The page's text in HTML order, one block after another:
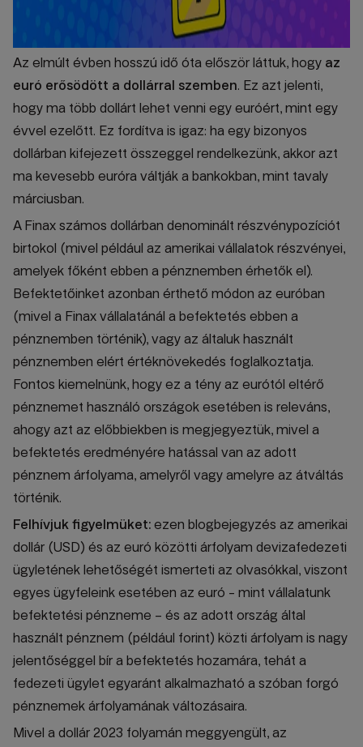
Az elmúlt évben hosszú idő óta először láttuk, hogy az
euró erősödött a dollárral szemben. Ez azt jelenti,
hogy ma több dollárt lehet venni egy euróért, mint egy
évvel ezelőtt. Ez fordítva is igaz: ha egy bizonyos
dollárban kifejezett összeggel rendelkezünk, akkor azt
ma kevesebb euróra váltják a bankokban, mint tavaly
márciusban.
A Finax számos dollárban denominált részvénypozíciót
birtokol (mivel például az amerikai vállalatok részvényei,
amelyek főként ebben a pénznemben érhetők el).
Befektetőinket azonban érthető módon az euróban
(mivel a Finax vállalatánál a befektetés ebben a
pénznemben történik), vagy az általuk használt
pénznemben elért értéknövekedés foglalkoztatja.
Fontos kiemelnünk, hogy ez a tény az eurótól eltérő
pénznemet használó országok esetében is releváns,
ahogy azt az előbbiekben is megjegyeztük, mivel a
befektetés eredményére hatással van az adott
pénznem árfolyama, amelyről vagy amelyre az átváltás
történik.
Felhívjuk figyelmüket: ezen blogbejegyzés az amerikai
dollár (USD) és az euró közötti árfolyam devizafedezeti
ügyletének lehetőségét ismerteti az olvasókkal, viszont
egyes ügyfeleink esetében az euró - mint vállalatunk
befektetési pénzneme – és az adott ország által
használt pénznem (például forint) közti árfolyam is nagy
jelentőséggel bír a befektetés hozamára, tehát a
fedezeti ügylet egyaránt alkalmazható a szóban forgó
pénznemek árfolyamának változásaira.
Mivel a dollár 2023 folyamán meggyengült, az